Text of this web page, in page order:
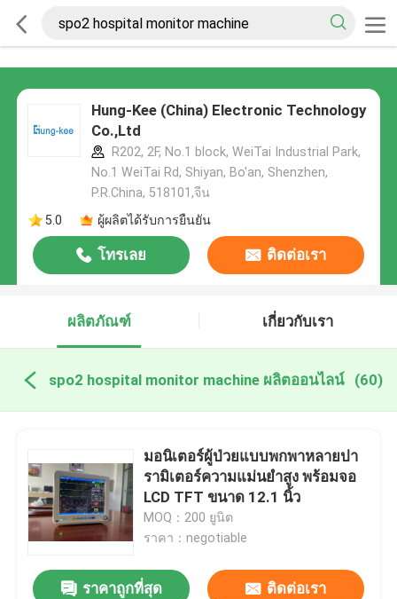
Hung-Kee (China) Electronic Technology
Co.,Ltd
R202, 2F, No.1 block, WeiTai Industrial Park,
No.1 WeiTai Rd, Shiyan, Bo'an, Shenzhen,
P.R.China, 518101​​​​​​​,จีน
5.0
ผู้ผลิตได้รับการยืนยัน
โทรเลย ติดต่อเรา
ผลิตภัณฑ์ เกี่ยวกับเรา
spo2 hospital monitor machine ผลิตออนไลน์ (60)
มอนิเตอร์ผู้ป่วยแบบพกพาหลายปา
รามิเตอร์ความแม่นยําสูง พร้อมจอ
LCD TFT ขนาด 12.1 นิ้ว
MOQ：200 ยูนิต
ราคา：negotiable
ราคาถูกที่สุด ติดต่อเรา